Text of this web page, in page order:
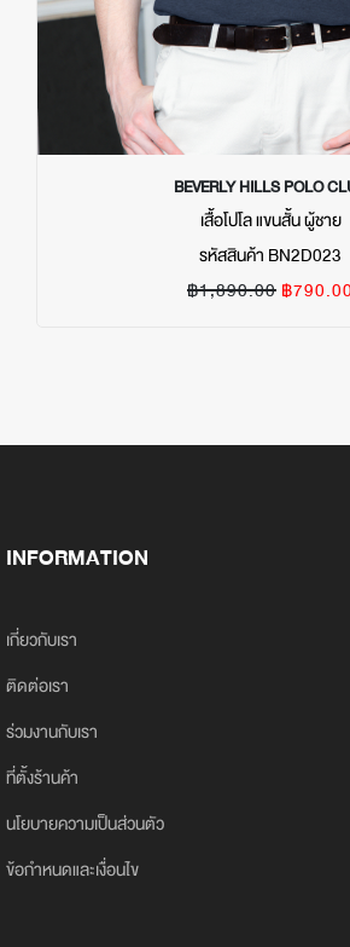
BEVERLY HILLS POLO
เสื้อโปโล แขนสั้น ผู้ชาย
รหัสสินค้า BN2D023
฿1,890.00 ฿790.00
INFORMATION
เกี่ยวกับเรา
ติดต่อเรา
ร่วมงานกับเรา
ที่ตั้งร้านค้า
นโยบายความเป็นส่วนตัว
ข้อกำหนดและเงื่อนไข